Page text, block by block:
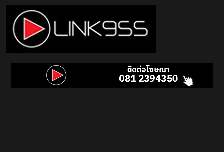
Skip
content
Link
95.5